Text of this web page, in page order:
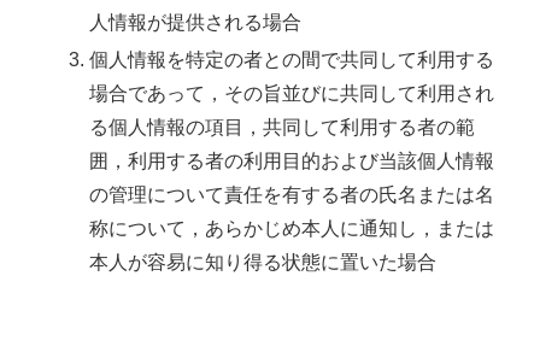
人情報が提供される場合
個人情報を特定の者との間で共同して利用する
場合であって，その旨並びに共同して利用され
る個人情報の項目，共同して利用する者の範
囲，利用する者の利用目的および当該個人情報
の管理について責任を有する者の氏名または名
称について，あらかじめ本人に通知し，または
本人が容易に知り得る状態に置いた場合